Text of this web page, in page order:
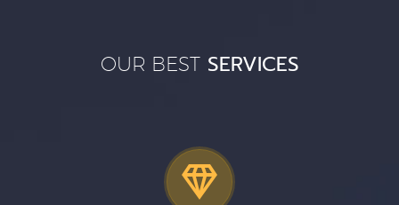
OUR BESTSERVICES

